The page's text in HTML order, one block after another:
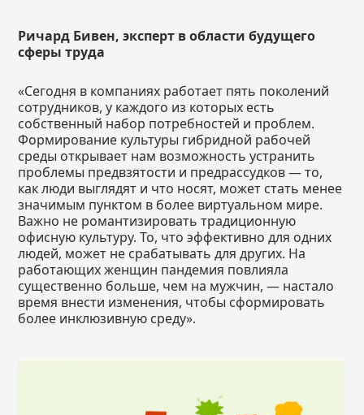
Ричард Бивен, эксперт в области будущего
сферы труда
«Сегодня в компаниях работает пять поколений
сотрудников, у каждого из которых есть
собственный набор потребностей и проблем.
Формирование культуры гибридной рабочей
среды открывает нам возможность устранить
проблемы предвзятости и предрассудков — то,
как люди выглядят и что носят, может стать менее
значимым пунктом в более виртуальном мире.
Важно не романтизировать традиционную
офисную культуру. То, что эффективно для одних
людей, может не срабатывать для других. На
работающих женщин пандемия повлияла
существенно больше, чем на мужчин, — настало
время внести изменения, чтобы сформировать
более инклюзивную среду».